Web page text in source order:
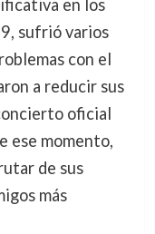
en los
sufrió varios
con el
a reducir sus
oficial
ese momento,
de sus
más